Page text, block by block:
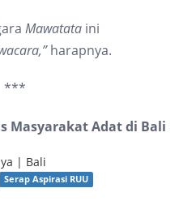
Mawatata ini
harapnya.
***
Masyarakat Adat di Bali
| Bali
Serap Aspirasi RUU